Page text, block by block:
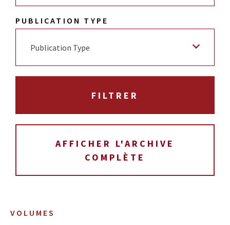
VOLUMES
PUBLICATION TYPE
Publication Type
AFFICHER L'ARCHIVE
COMPLÈTE